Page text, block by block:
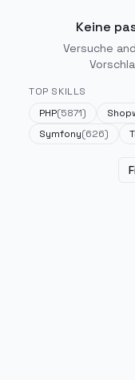
Keine
Versuche
TOP SKILLS
PHP(5871)
Symfony(626)